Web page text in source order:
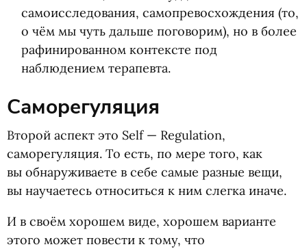
самоисследования, самопревосхождения (то,
о чём мы чуть дальше поговорим), но в более
рафинированном контексте под
наблюдением терапевта.
Саморегуляция
Второй аспект это Self — Regulation,
саморегуляция. То есть, по мере того, как
вы обнаруживаете в себе самые разные вещи,
вы научаетесь относиться к ним слегка иначе.
И в своём хорошем виде, хорошем варианте
этого может повести к тому, что